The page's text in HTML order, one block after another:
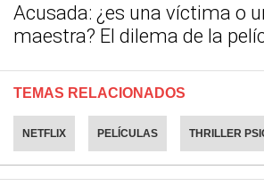
Acusada: ¿es una víctima o
maestra? El dilema de la
TEMAS RELACIONADOS
NETFLIX PELÍCULAS THRILLER